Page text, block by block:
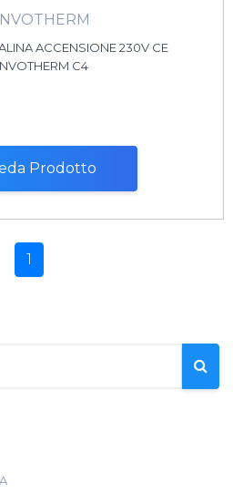
ACCENSIONE 230V CE
C4
Prodotto
1